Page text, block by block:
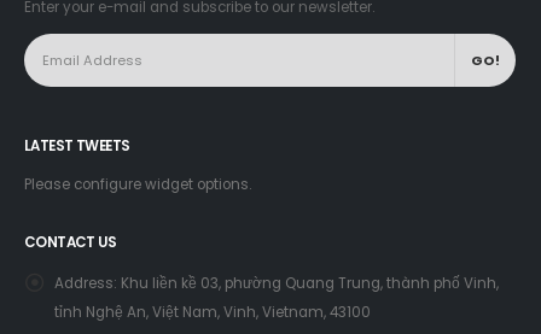
Enter your e-mail and subscribe to our newsletter.
LATEST TWEETS
Please configure widget options.
CONTACT US
Address: Khu liền kề 03, phường Quang Trung, thành phố Vinh,
tỉnh Nghệ An, Việt Nam, Vinh, Vietnam, 43100